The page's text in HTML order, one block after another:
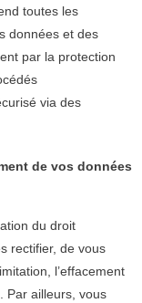
toutes les
données et des
par la protection
via des
de vos données
du droit
rectifier, de vous
l’effacement
Par ailleurs, vous